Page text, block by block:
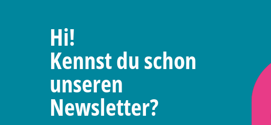
Hi!
Kennst du schon
unseren
Newsletter?